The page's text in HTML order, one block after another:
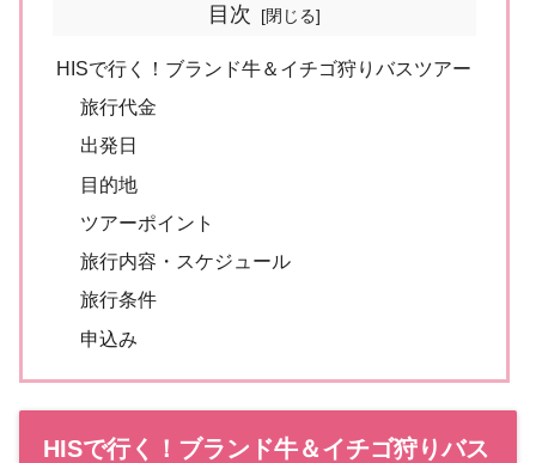
目次
HISで行く！ブランド牛＆イチゴ狩りバスツアー
旅行代金
出発日
目的地
ツアーポイント
旅行内容・スケジュール
旅行条件
申込み
HISで行く！ブランド牛＆イチゴ狩りバス